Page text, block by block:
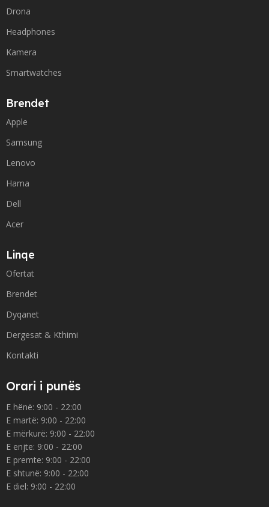
Drona
Headphones
Kamera
Smartwatches
Brendet
Apple
Samsung
Lenovo
Hama
Dell
Acer
Linqe
Ofertat
Brendet
Dyqanet
Dergesat & Kthimi
Kontakti
Orari i punës
E hënë: 9:00 - 22:00
E martë: 9:00 - 22:00
E mërkurë: 9:00 - 22:00
E enjte: 9:00 - 22:00
E premte: 9:00 - 22:00
E shtunë: 9:00 - 22:00
E diel: 9:00 - 22:00